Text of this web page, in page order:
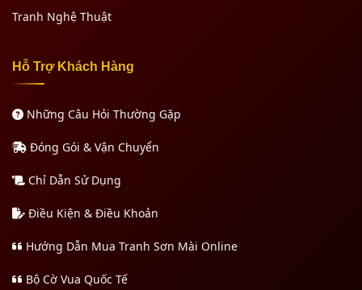
Tranh Nghệ Thuật
Hỗ Trợ Khách Hàng
Những Câu Hỏi Thường Gặp
Đóng Gói & Vận Chuyển
Chỉ Dẫn Sử Dụng
Điều Kiện & Điều Khoản
Hướng Dẫn Mua Tranh Sơn Mài Online
Bộ Cờ Vua Quốc Tế